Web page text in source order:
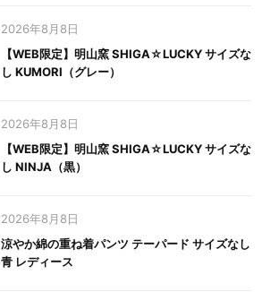
2026年8月8日
【WEB限定】明山窯 SHIGA☆LUCKY サイズな
し KUMORI（グレー）
2026年8月8日
【WEB限定】明山窯 SHIGA☆LUCKY サイズな
し NINJA（黒）
2026年8月8日
涼やか綿の重ね着パンツ テーパード サイズなし
青 レディース